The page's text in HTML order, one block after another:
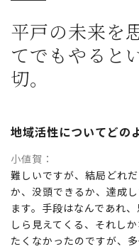
平戸の未来を
てでもやると
切。
地域活性についてどの
小値賀
難しいですが、結局どれ
か、没頭できるか、達成
ます。手段はなんであれ
しら見えてくる、それし
たくなかったのですが、